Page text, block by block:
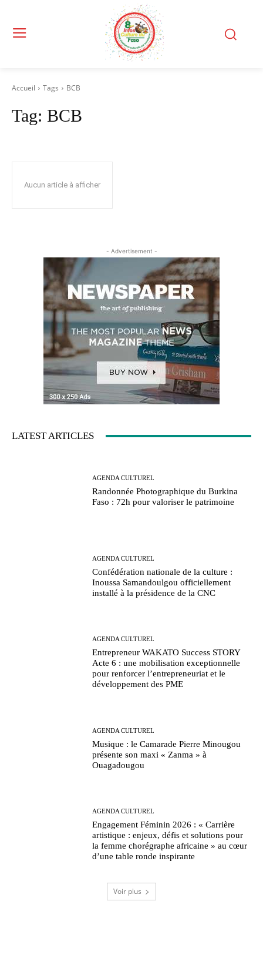
Accueil Tags BCB
Tag: BCB
Aucun article à afficher
- Advertisement -
LATEST ARTICLES
AGENDA CULTUREL
Randonnée Photographique du Burkina
Faso : 72h pour valoriser le patrimoine
AGENDA CULTUREL
Confédération nationale de la culture :
Inoussa Samandoulgou officiellement
installé à la présidence de la CNC
AGENDA CULTUREL
Entrepreneur WAKATO Success STORY
Acte 6 : une mobilisation exceptionnelle
pour renforcer l’entrepreneuriat et le
développement des PME
AGENDA CULTUREL
Musique : le Camarade Pierre Minougou
présente son maxi « Zanma » à
Ouagadougou
AGENDA CULTUREL
Engagement Féminin 2026 : « Carrière
artistique : enjeux, défis et solutions pour
la femme chorégraphe africaine » au cœur
d’une table ronde inspirante
Voir plus